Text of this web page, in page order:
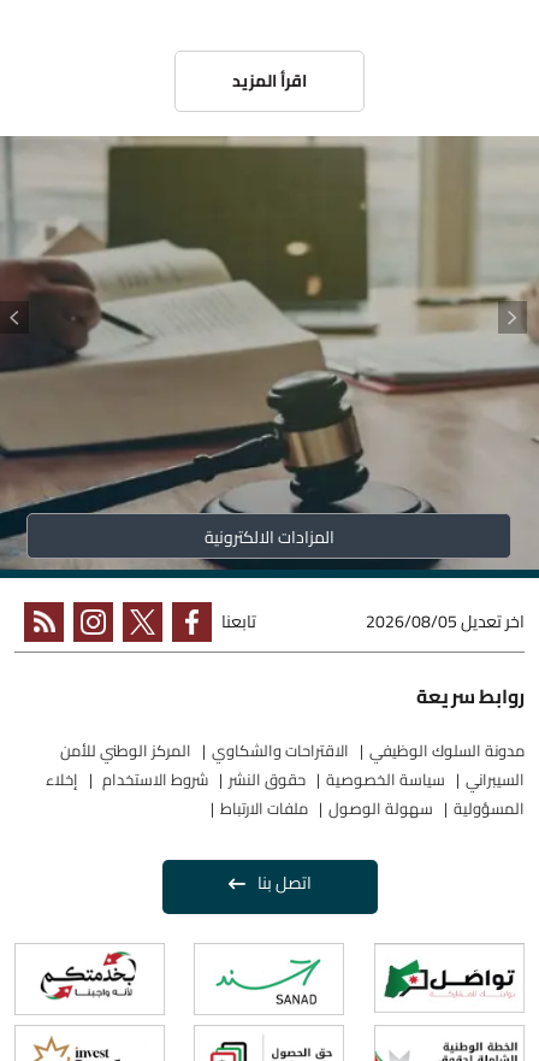
اقرأ المزيد
المزادات الالكترونية
اخر تعديل2026/08/05 تابعنا
روابط سريعة
مدونة السلوك الوظيفي الاقتراحات والشكاوي
المركز الوطني للأمن
السيبراني
سياسة الخصوصية حقوق النشر شروط الاستخدام
إخلاء
المسؤولية
سهولة الوصول ملفات الارتباط
اتصل بنا